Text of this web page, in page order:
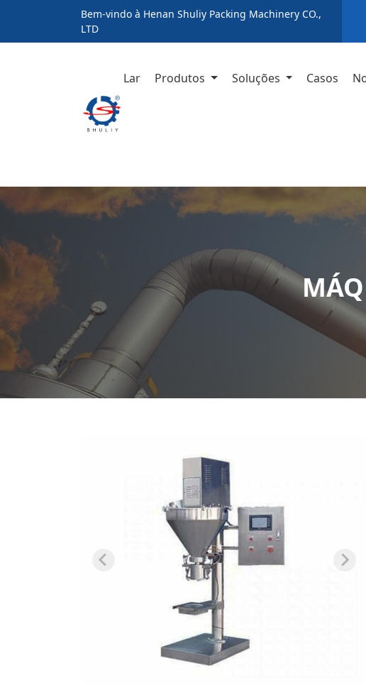
Bem-vindo à Henan Shuliy Packing Machinery CO.,
LTD
Lar Produtos Soluções Casos